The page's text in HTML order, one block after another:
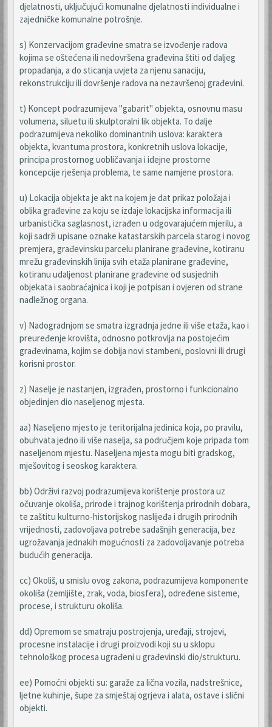
djelatnosti, uključujući komunalne djelatnosti individualne i
zajedničke komunalne potrošnje.
s) Konzervacijom građevine smatra se izvođenje radova
kojima se oštećena ili nedovršena građevina štiti od daljeg
propadanja, a do sticanja uvjeta za njenu sanaciju,
rekonstrukciju ili dovršenje radova na nezavršenoj građevini.
t) Koncept podrazumijeva "gabarit" objekta, osnovnu masu
volumena, siluetu ili skulptoralni lik objekta. To dalje
podrazumijeva nekoliko dominantnih uslova: karaktera
objekta, kvantuma prostora, konkretnih uslova lokacije,
principa prostornog uobličavanja i idejne prostorne
koncepcije rješenja problema, te same namjene prostora.
u) Lokacija objekta je akt na kojem je dat prikaz položaja i
oblika građevine za koju se izdaje lokacijska informacija ili
urbanistička saglasnost, izrađen u odgovarajućem mjerilu, a
koji sadrži upisane oznake katastarskih parcela starog i novog
premjera, građevinsku parcelu planirane građevine, kotiranu
mrežu građevinskih linija svih etaža planirane građevine,
kotiranu udaljenost planirane građevine od susjednih
objekata i saobraćajnica i koji je potpisan i ovjeren od strane
nadležnog organa.
v) Nadogradnjom se smatra izgradnja jedne ili više etaža, kao i
preuređenje krovišta, odnosno potkrovlja na postojećim
građevinama, kojim se dobija novi stambeni, poslovni ili drugi
korisni prostor.
z) Naselje je nastanjen, izgrađen, prostorno i funkcionalno
objedinjen dio naseljenog mjesta.
aa) Naseljeno mjesto je teritorijalna jedinica koja, po pravilu,
obuhvata jedno ili više naselja, sa područjem koje pripada tom
naseljenom mjestu. Naseljena mjesta mogu biti gradskog,
mješovitog i seoskog karaktera.
bb) Održivi razvoj podrazumijeva korištenje prostora uz
očuvanje okoliša, prirode i trajnog korištenja prirodnih dobara,
te zaštitu kulturno-historijskog naslijeđa i drugih prirodnih
vrijednosti, zadovoljava potrebe sadašnjih generacija, bez
ugrožavanja jednakih mogućnosti za zadovoljavanje potreba
budućih generacija.
cc) Okoliš, u smislu ovog zakona, podrazumijeva komponente
okoliša (zemljište, zrak, voda, biosfera), određene sisteme,
procese, i strukturu okoliša.
dd) Opremom se smatraju postrojenja, uređaji, strojevi,
procesne instalacije i drugi proizvodi koji su u sklopu
tehnološkog procesa ugrađeni u građevinski dio/strukturu.
ee) Pomoćni objekti su: garaže za lična vozila, nadstrešnice,
ljetne kuhinje, šupe za smještaj ogrjeva i alata, ostave i slični
objekti.